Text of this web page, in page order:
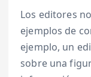
Los editores
ejemplos de
ejemplo, un
sobre una